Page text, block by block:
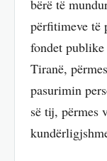
bërë të
përfitimeve të
fondet
Tiranë,
pasurimin
së tij, përmes